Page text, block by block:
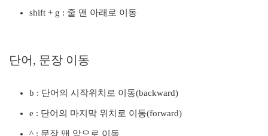
shift + g : 줄 맨 아래로 이동
단어, 문장 이동
b : 단어의 시작위치로 이동(backward)
e : 단어의 마지막 위치로 이동(forward)
^ : 문장 맨 앞으로 이동